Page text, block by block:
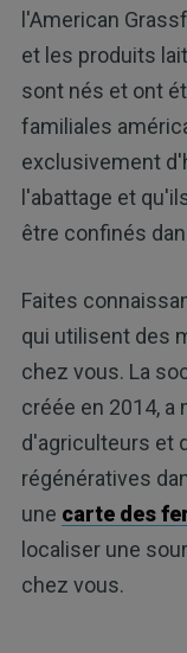
l'American
et les produits
sont nés et ont
familiales
exclusivement
l'abattage et
être confinés
Faites
qui utilisent des
chez vous. La
créée en 2014, a
d'agriculteurs et
régénératives
une carte des
localiser une
chez vous.